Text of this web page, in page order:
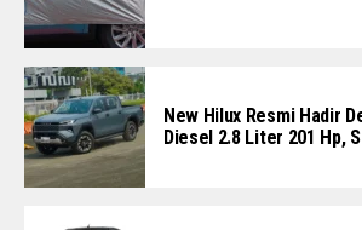
New Hilux Resmi Hadir
Diesel 2.8 Liter 201 Hp,